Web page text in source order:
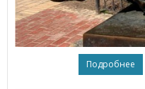
Подробнее